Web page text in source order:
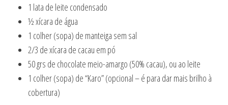
1 lata de leite condensado
½ xícara de água
1 colher (sopa) de manteiga sem sal
2/3 de xícara de cacau em pó
50 grs de chocolate meio-amargo (50% cacau), ou ao leite
1 colher (sopa) de “Karo” (opcional – é para dar mais brilho à
cobertura)